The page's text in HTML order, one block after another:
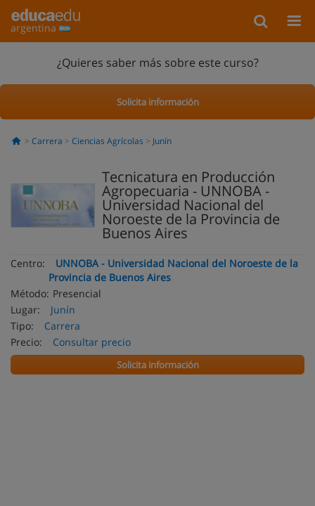
argentina
¿Quieres saber más sobre este curso?
Solicita información
Carrera Ciencias Agrícolas Junín
Tecnicatura en Producción
Agropecuaria - UNNOBA -
Universidad Nacional del
Noroeste de la Provincia de
Buenos Aires
Centro:
UNNOBA - Universidad Nacional del Noroeste de la
Provincia de Buenos Aires
Método: Presencial
Lugar:
Junín
Tipo:
Carrera
Precio:
Consultar precio
Solicita información